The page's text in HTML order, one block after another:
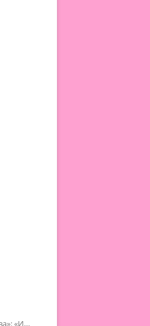
Премьера от «Усталого королевства»: «Игорь начал»